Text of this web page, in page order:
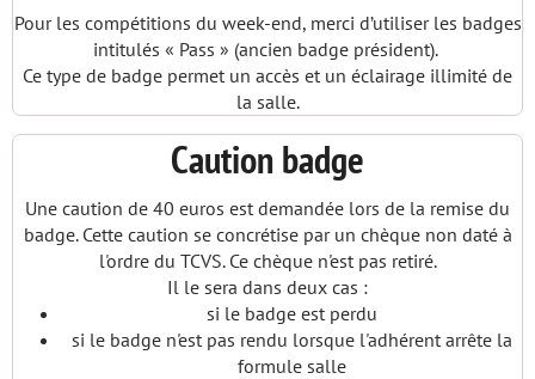
Pour les compétitions du week-end, merci d’utiliser les badges
intitulés « Pass » (ancien badge président).
Ce type de badge permet un accès et un éclairage illimité de
la salle.
Caution badge
Une caution de 40 euros est demandée lors de la remise du
badge. Cette caution se concrétise par un chèque non daté à
l'ordre du TCVS. Ce chèque n'est pas retiré.
Il le sera dans deux cas :
si le badge est perdu
si le badge n'est pas rendu lorsque l'adhérent arrête la
formule salle